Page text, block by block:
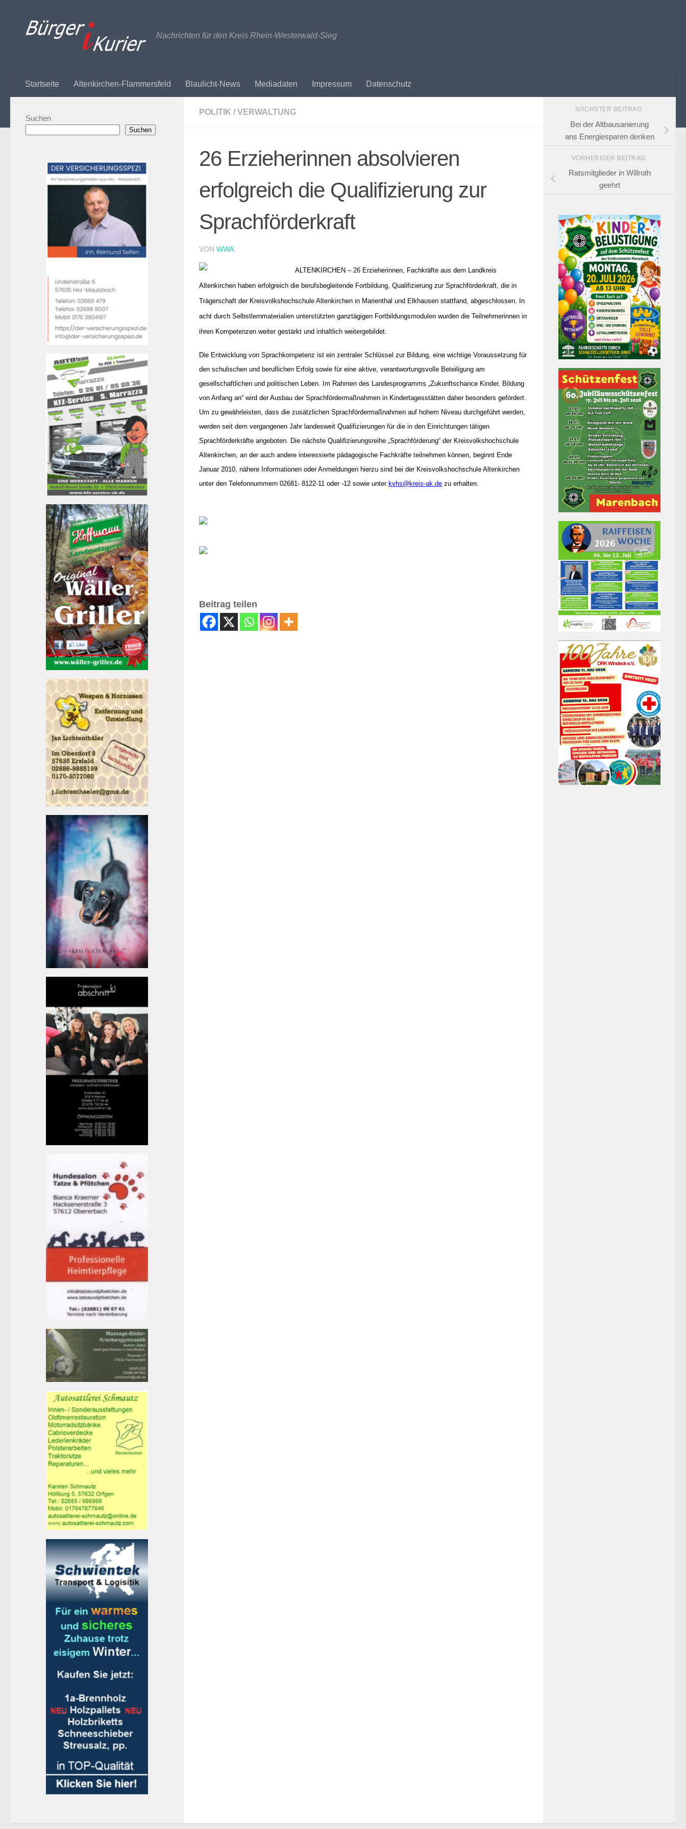
Nachrichten für den Kreis Rhein-Westerwald-Sieg
Startseite Altenkirchen-Flammersfeld Blaulicht-News Mediadaten Impressum Datenschutz
POLITIK / VERWALTUNG
26 Erzieherinnen absolvieren
erfolgreich die Qualifizierung zur
Sprachförderkraft
VON WWA
ALTENKIRCHEN – 26 Erzieherinnen, Fachkräfte aus dem Landkreis
Altenkirchen haben erfolgreich die berufsbegleitende Fortbildung, Qualifizierung zur Sprachförderkraft, die in
Trägerschaft der Kreisvolkshochschule Altenkirchen in Marienthal und Elkhausen stattfand, abgeschlossen. In
acht durch Selbstlernmaterialien unterstützten ganztägigen Fortbildungsmodulen wurden die Teilnehmerinnen in
ihren Kompetenzen weiter gestärkt und inhaltlich weitergebildet.
Die Entwicklung von Sprachkompetenz ist ein zentraler Schlüssel zur Bildung, eine wichtige Voraussetzung für
den schulischen und beruflichen Erfolg sowie für eine aktive, verantwortungsvolle Beteiligung am
gesellschaftlichen und politischen Leben. Im Rahmen des Landesprogramms „Zukunftschance Kinder, Bildung
von Anfang an“ wird der Ausbau der Sprachfördermaßnahmen in Kindertagesstätten daher besonders gefördert.
Um zu gewährleisten, dass die zusätzlichen Sprachfördermaßnahmen auf hohem Niveau durchgeführt werden,
werden seit dem vergangenen Jahr landesweit Qualifizierungen für die in den Einrichtungen tätigen
Sprachförderkräfte angeboten. Die nächste Qualifizierungsreihe „Sprachförderung“ der Kreisvolkshochschule
Altenkirchen, an der auch andere interessierte pädagogische Fachkräfte teilnehmen können, beginnt Ende
Januar 2010, nähere Informationen oder Anmeldungen hierzu sind bei der Kreisvolkshochschule Altenkirchen
unter den Telefonnummern 02681- 8122-11 oder -12 sowie unter kvhs@kreis-ak.de zu erhalten.
Beitrag teilen
Suchen
Suchen
NÄCHSTER BEITRAG
Bei der Altbausanierung
ans Energiesparen denken
VORHERIGER BEITRAG
Ratsmitglieder in Willroth
geehrt